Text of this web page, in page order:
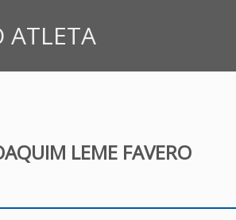
ATLETA
LEME FAVERO